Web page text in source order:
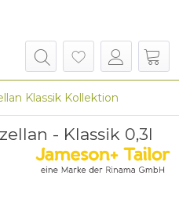
Klassik Kollektion
- Klassik 0,3l